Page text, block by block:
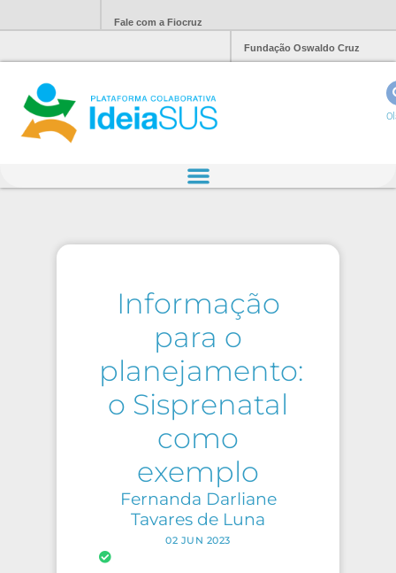
Fale com a Fiocruz
Fundação Oswaldo Cruz
Informação
para o
planejamento:
o Sisprenatal
como
exemplo
Fernanda Darliane
Tavares de Luna
02 JUN 2023